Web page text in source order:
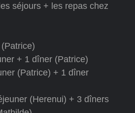
séjours + les repas chez
+ 1 dîner (Patrice)
(Patrice) + 1 dîner
(Herenui) + 3 dîners